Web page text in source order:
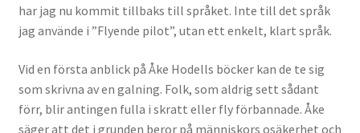
har jag nu kommit tillbaks till språket. Inte till det språk
jag använde i ”Flyende pilot”, utan ett enkelt, klart språk.
Vid en första anblick på Åke Hodells böcker kan de te sig
som skrivna av en galning. Folk, som aldrig sett sådant
förr, blir antingen fulla i skratt eller fly förbannade. Åke
säger att det i grunden beror på människors osäkerhet och